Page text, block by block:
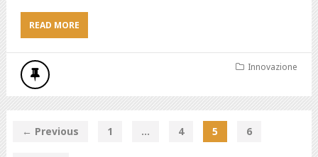
READ MORE
Innovazione
← Previous 1 … 4 5 6